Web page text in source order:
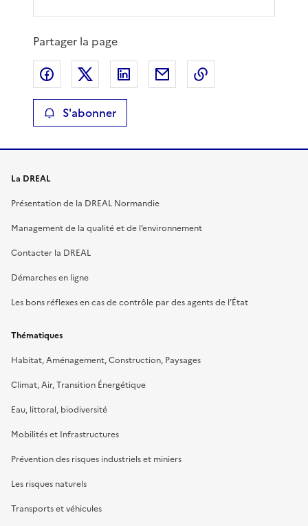
Partager la page
Partager sur Facebook
Partager sur XPartager sur LinkedIn
Partager par email
S'abonner
La DREAL
Présentation de la DREAL Normandie
Management de la qualité et de l’environnement
Contacter la DREAL
Démarches en ligne
Les bons réflexes en cas de contrôle par des agents de l’État
Thématiques
Habitat, Aménagement, Construction, Paysages
Climat, Air, Transition Énergétique
Eau, littoral, biodiversité
Mobilités et Infrastructures
Prévention des risques industriels et miniers
Les risques naturels
Transports et véhicules